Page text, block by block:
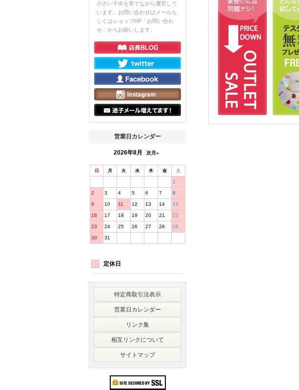
小さい子供を育てながら運営して
います。お問い合わせはメールも
しくはショップHP「お問い合わ
せ」からお願いします。
営業日カレンダー
2026年8月 次月»
日 月 火 水 木 金 土
1
2 3 4 5 6 7 8
9 10 11 12 13 14 15
16 17 18 19 20 21 22
23 24 25 26 27 28 29
30 31
定休日
特定商取引法表示
営業日カレンダー
リンク集
相互リンクについて
サイトマップ